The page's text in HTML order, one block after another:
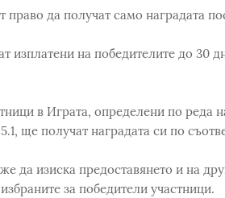
право да получат само наградата
изплатени на победителите до 30
в Играта, определени по реда
ще получат наградата си по
да изиска предоставянето и на
за победители участници.